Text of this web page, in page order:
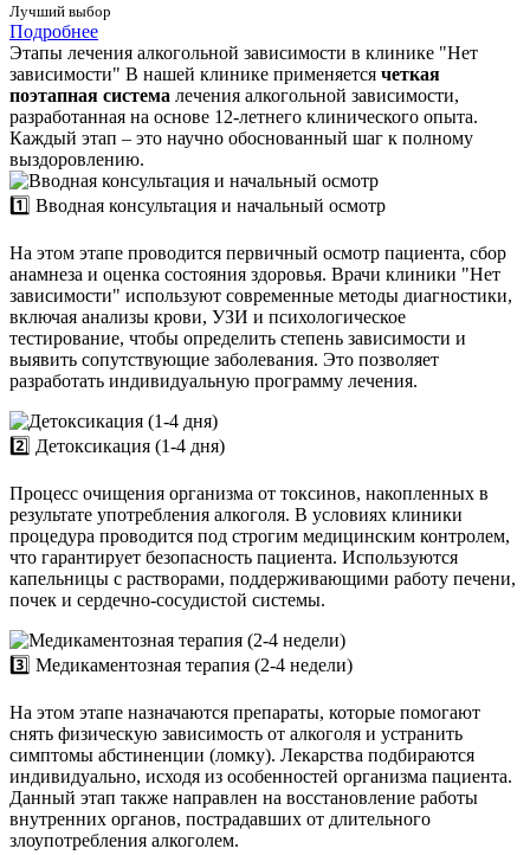
Лучший выбор
Подробнее
Этапы лечения алкогольной зависимости в клинике "Нет
зависимости" В нашей клинике применяется четкая
поэтапная система лечения алкогольной зависимости,
разработанная на основе 12-летнего клинического опыта.
Каждый этап – это научно обоснованный шаг к полному
выздоровлению.
1️⃣ Вводная консультация и начальный осмотр
На этом этапе проводится первичный осмотр пациента, сбор
анамнеза и оценка состояния здоровья. Врачи клиники "Нет
зависимости" используют современные методы диагностики,
включая анализы крови, УЗИ и психологическое
тестирование, чтобы определить степень зависимости и
выявить сопутствующие заболевания. Это позволяет
разработать индивидуальную программу лечения.
2️⃣ Детоксикация (1-4 дня)
Процесс очищения организма от токсинов, накопленных в
результате употребления алкоголя. В условиях клиники
процедура проводится под строгим медицинским контролем,
что гарантирует безопасность пациента. Используются
капельницы с растворами, поддерживающими работу печени,
почек и сердечно-сосудистой системы.
3️⃣ Медикаментозная терапия (2-4 недели)
На этом этапе назначаются препараты, которые помогают
снять физическую зависимость от алкоголя и устранить
симптомы абстиненции (ломку). Лекарства подбираются
индивидуально, исходя из особенностей организма пациента.
Данный этап также направлен на восстановление работы
внутренних органов, пострадавших от длительного
злоупотребления алкоголем.